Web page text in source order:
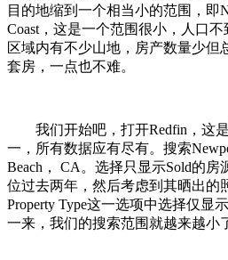
目的地缩到一个相当小的范围，即
Coast，这是一个范围很小，人口
区域内有不少山地，房产数量少但
套房，一点也不难。
我们开始吧，打开Redfin，这是
一，所有数据应有尽有。搜索
Beach， CA。选择只显示Sold的
位过去两年，然后考虑到其晒出的
Property Type这一选项中选择仅显
一来，我们的搜索范围就越来越小